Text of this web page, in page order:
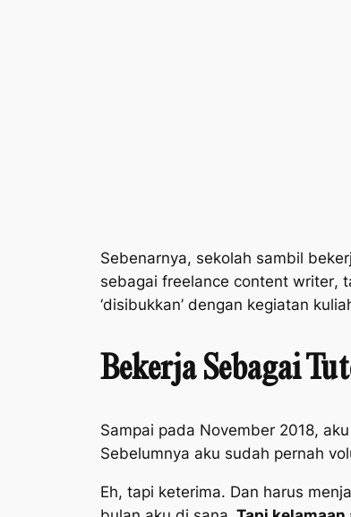
Sebenarnya, sekolah sambil
sebagai freelance content writer,
‘disibukkan’ dengan kegiatan
Bekerja Sebagai
Sampai pada November 2018,
Sebelumnya aku sudah pernah
Eh, tapi keterima. Dan harus